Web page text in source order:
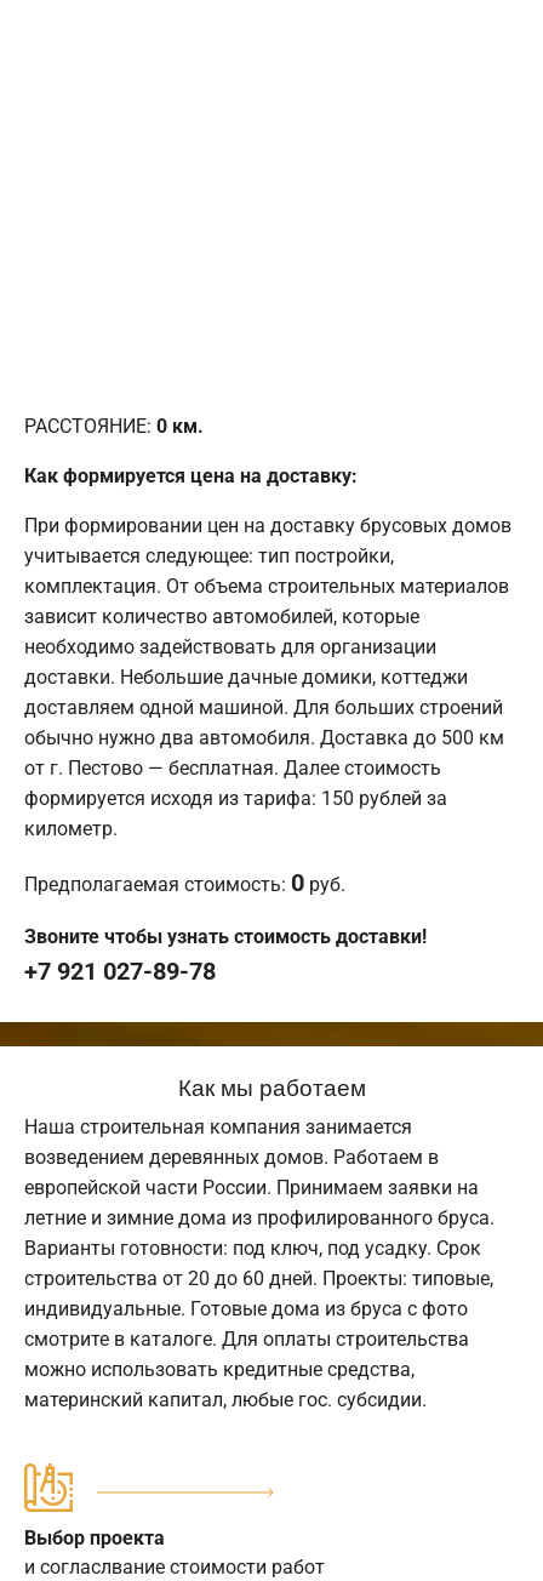
РАССТОЯНИЕ: 0 км.
Как формируется цена на доставку:
При формировании цен на доставку брусовых домов
учитывается следующее: тип постройки,
комплектация. От объема строительных материалов
зависит количество автомобилей, которые
необходимо задействовать для организации
доставки. Небольшие дачные домики, коттеджи
доставляем одной машиной. Для больших строений
обычно нужно два автомобиля. Доставка до 500 км
от г. Пестово — бесплатная. Далее стоимость
формируется исходя из тарифа: 150 рублей за
километр.
Предполагаемая стоимость: 0 руб.
Звоните чтобы узнать стоимость доставки!
+7 921 027-89-78
Как мы работаем
Наша строительная компания занимается
возведением деревянных домов. Работаем в
европейской части России. Принимаем заявки на
летние и зимние дома из профилированного бруса.
Варианты готовности: под ключ, под усадку. Срок
строительства от 20 до 60 дней. Проекты: типовые,
индивидуальные. Готовые дома из бруса с фото
смотрите в каталоге. Для оплаты строительства
можно использовать кредитные средства,
материнский капитал, любые гос. субсидии.
Выбор проекта
и согласлвание стоимости работ